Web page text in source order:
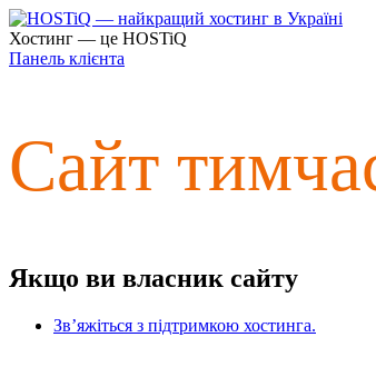
Хостинг — це HOSTiQ
Панель клієнта
Сайт
Якщо ви власник сайту
Зв’яжіться з підтримкою хостинга.